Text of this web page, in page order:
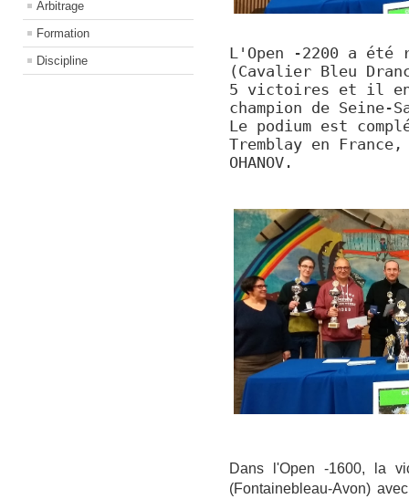
Arbitrage
Formation
Discipline
L'Open -2200 a été
(Cavalier Bleu
5 victoires et il
champion de Seine-
Le podium est
Tremblay en France,
OHANOV.
Dans l'Open -1600, la
(Fontainebleau-Avon)